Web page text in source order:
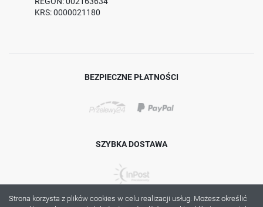
KRS: 0000021180
BEZPIECZNE PŁATNOŚCI
SZYBKA DOSTAWA
Strona korzysta z plików cookies w celu realizacji usług. Możesz określić